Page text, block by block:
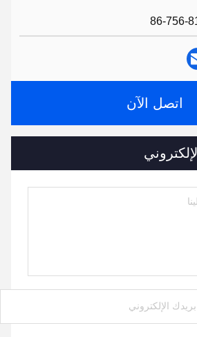
86-756-
اتصل الآن